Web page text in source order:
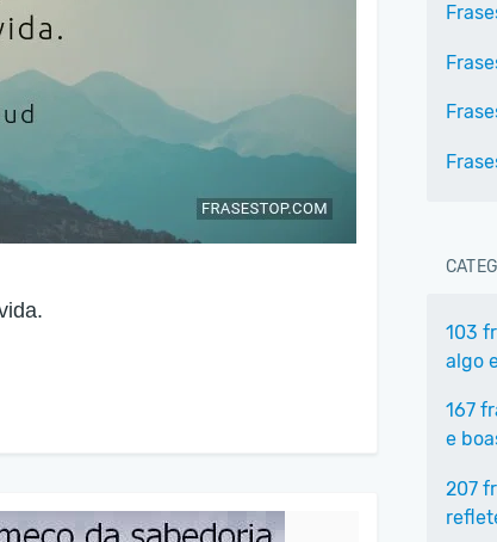
103
algo
167
e
207